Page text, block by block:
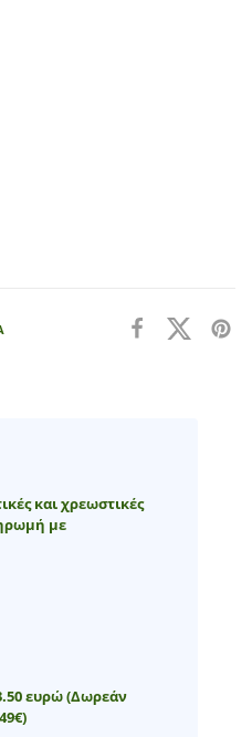
και χρεωστικές
με
ευρώ(Δωρεάν